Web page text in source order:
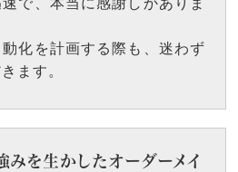
で、本当に感謝しかありま
化を計画する際も、迷わず
ます。
みを生かしたオーダーメイ